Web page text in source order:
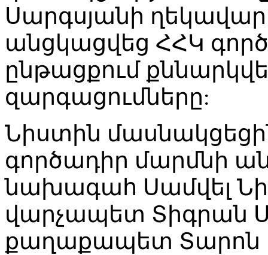
Սարգսյանի
անցկացվեց ՀՀԿ
ընթացքում
զարգացումները:
Նիստին
գործադիր մարմնի
նախագահ Սամվել
վարչապետ Տիգրան
քաղաքապետ Տարոն